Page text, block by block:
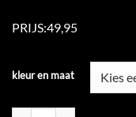
PRIJS:49,95
kleur en maat